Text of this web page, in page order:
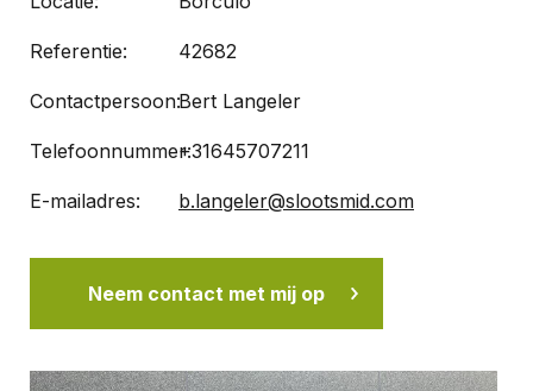
Referentie: 42682
Contactpersoon:Bert Langeler
Telefoonnummer:+31645707211
E-mailadres: b.langeler@slootsmid.com
Neem contact met mij op